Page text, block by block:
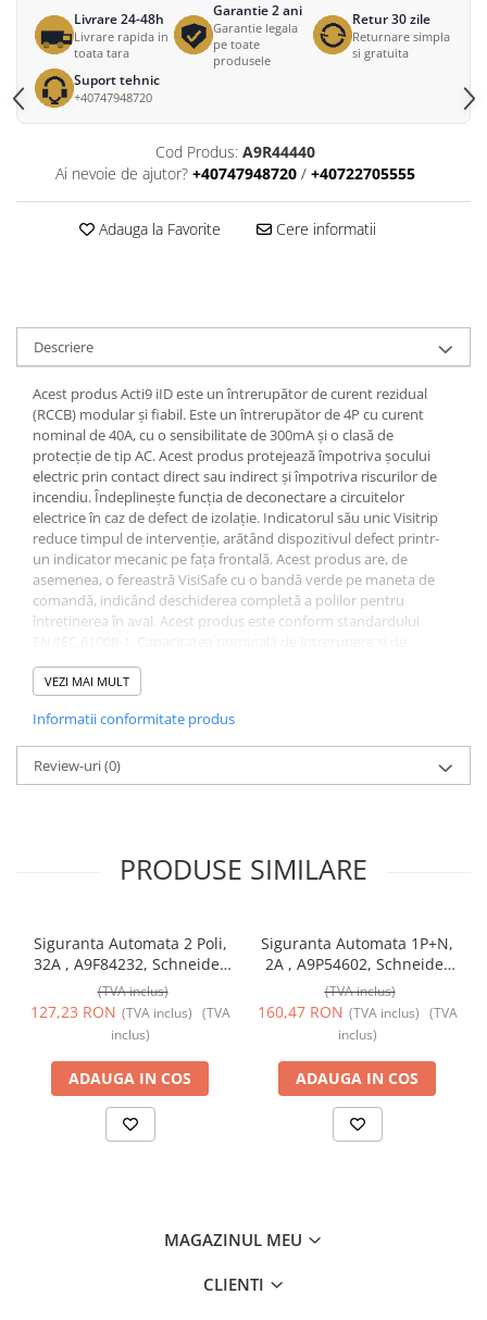
Livrare 24-48h
Livrare rapida in
toata tara
Garantie 2 ani
Garantie legala
pe toate
produsele
Retur 30 zile
Returnare simpla
si gratuita
Suport tehnic
+40747948720
Cod Produs: A9R44440
Ai nevoie de ajutor? +40747948720 / +40722705555
Adauga la Favorite Cere informatii
Descriere
Acest produs Acti9 iID este un întrerupător de curent rezidual
(RCCB) modular și fiabil. Este un întrerupător de 4P cu curent
nominal de 40A, cu o sensibilitate de 300mA și o clasă de
protecție de tip AC. Acest produs protejează împotriva șocului
electric prin contact direct sau indirect și împotriva riscurilor de
incendiu. Îndeplinește funcția de deconectare a circuitelor
electrice în caz de defect de izolație. Indicatorul său unic Visitrip
reduce timpul de intervenție, arătând dispozitivul defect printr-
un indicator mecanic pe fața frontală. Acest produs are, de
asemenea, o fereastră VisiSafe cu o bandă verde pe maneta de
comandă, indicând deschiderea completă a polilor pentru
întreținerea în aval. Acest produs este conform standardului
închidere a scurtcircuitului (Im/IΔm) este de 1500A. Curentul
nominal de scurtcircuit condiționat (Inc/IΔc) este de 10kA.
electrică ajunge până la 15000 de cicluri. Tensiunea operațională
Ue este de la 220VAC la 240VAC. Tensiunea nominală de izolație Ui
este de 500VAC. Tensiunea nominală de rezistență la impuls Uimp
este de 6kV. Frecvența este de 50Hz sau 60Hz. Poate fi montat pe
protecție IP20 (conform standardului IEC/EN 60529) și devine
VEZI MAI MULT
Informatii conformitate produs
Review-uri(0)
PRODUSE SIMILARE
Siguranta Automata 2 Poli,
32A , A9F84232, Schneider
Electric
(TVA inclus)
127,23 RON (TVA inclus) (TVA
inclus)
ADAUGA IN COS
Siguranta Automata 1P+N,
2A , A9P54602, Schneider
Electric
(TVA inclus)
160,47 RON (TVA inclus) (TVA
inclus)
ADAUGA IN COS
MAGAZINUL MEU
CLIENTI